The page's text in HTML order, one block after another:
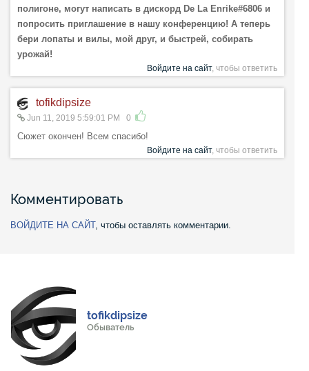
полигоне, могут написать в дискорд De La Enrike#6806 и
попросить приглашение в нашу конференцию! А теперь
бери лопаты и вилы, мой друг, и быстрей, собирать
урожай!
Войдите на сайт, чтобы ответить
tofikdipsize
Jun 11, 2019 5:59:01 PM 0
Сюжет окончен! Всем спасибо!
Войдите на сайт, чтобы ответить
Комментировать
ВОЙДИТЕ НА САЙТ, чтобы оставлять комментарии.
tofikdipsize
Обыватель